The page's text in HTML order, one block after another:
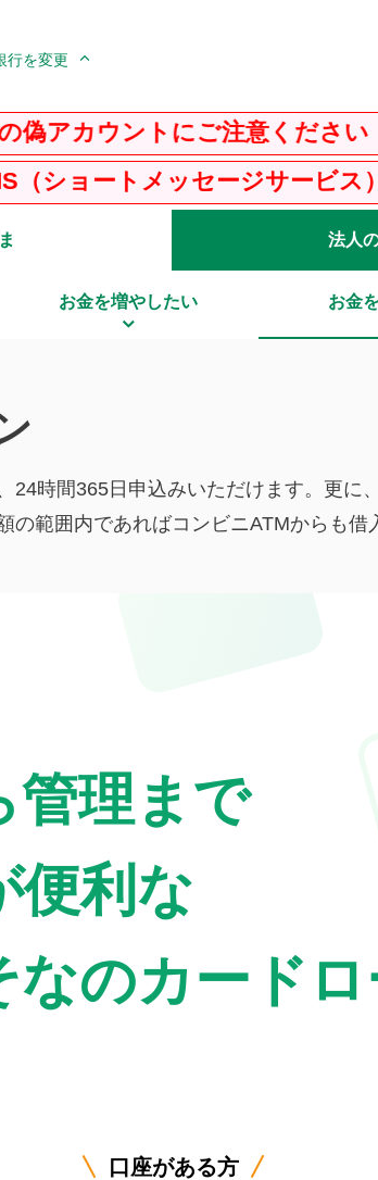
行を変更
トにご注意ください
セージサービス）にご注意くだ
法人
お金を増やしたい お金
24時間365日申込みいただけます。更
の範囲内であればコンビニATMからも借
管理まで
便利な
なのカードロ
口座がある方